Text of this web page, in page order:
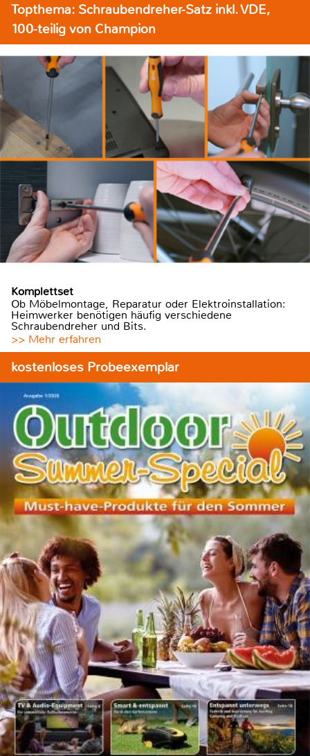
Topthema: Schraubendreher-Satz inkl. VDE,
100-teilig von Champion
Komplettset
Ob Möbelmontage, Reparatur oder Elektroinstallation:
Heimwerker benötigen häufig verschiedene
Schraubendreher und Bits.
>> Mehr erfahren
kostenloses Probeexemplar